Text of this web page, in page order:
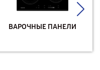
ВАРОЧНЫЕ ПАНЕЛИ